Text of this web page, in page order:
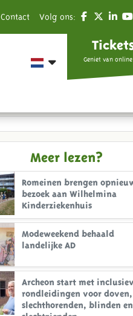
Contact Volg ons:
Geniet van
Meer lezen?
Romeinen brengen
bezoek aan Wilhelmina
Kinderziekenhuis
Modeweekend behaald
landelijke AD
Archeon start met
rondleidingen voor doven,
slechthorenden, blinden en
slechtzienden